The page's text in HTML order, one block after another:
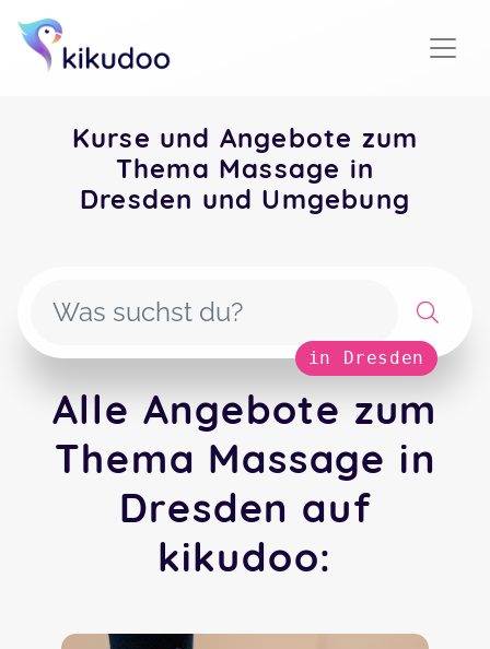
Kurse und Angebote zum
Thema Massage in
Dresden und Umgebung
in Dresden
Alle Angebote zum
Thema Massage in
Dresden auf
kikudoo: